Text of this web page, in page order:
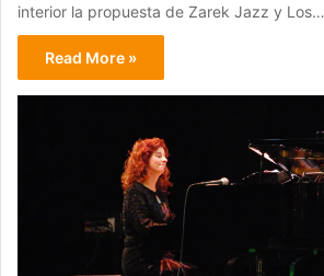
interior la propuesta de Zarek Jazz y Los…
Read More »